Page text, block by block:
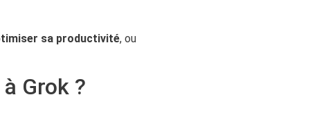
sa productivité, ou
Grok ?